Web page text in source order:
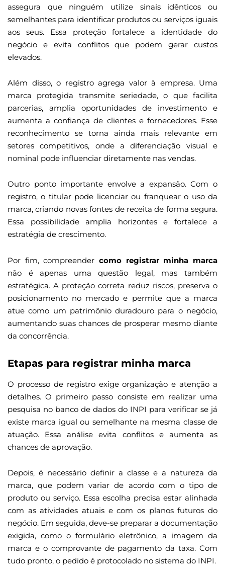
assegura que ninguém utilize sinais idênticos ou
semelhantes para identificar produtos ou serviços iguais
aos seus. Essa proteção fortalece a identidade do
negócio e evita conflitos que podem gerar custos
elevados.
Além disso, o registro agrega valor à empresa. Uma
marca protegida transmite seriedade, o que facilita
parcerias, amplia oportunidades de investimento e
aumenta a confiança de clientes e fornecedores. Esse
reconhecimento se torna ainda mais relevante em
setores competitivos, onde a diferenciação visual e
nominal pode influenciar diretamente nas vendas.
Outro ponto importante envolve a expansão. Com o
registro, o titular pode licenciar ou franquear o uso da
marca, criando novas fontes de receita de forma segura.
Essa possibilidade amplia horizontes e fortalece a
estratégia de crescimento.
Por fim, compreender como registrar minha marca
não é apenas uma questão legal, mas também
estratégica. A proteção correta reduz riscos, preserva o
posicionamento no mercado e permite que a marca
atue como um patrimônio duradouro para o negócio,
aumentando suas chances de prosperar mesmo diante
da concorrência.
Etapas para registrar minha marca
O processo de registro exige organização e atenção a
detalhes. O primeiro passo consiste em realizar uma
pesquisa no banco de dados do INPI para verificar se já
existe marca igual ou semelhante na mesma classe de
atuação. Essa análise evita conflitos e aumenta as
chances de aprovação.
Depois, é necessário definir a classe e a natureza da
marca, que podem variar de acordo com o tipo de
produto ou serviço. Essa escolha precisa estar alinhada
com as atividades atuais e com os planos futuros do
negócio. Em seguida, deve-se preparar a documentação
exigida, como o formulário eletrônico, a imagem da
marca e o comprovante de pagamento da taxa. Com
tudo pronto, o pedido é protocolado no sistema do INPI.